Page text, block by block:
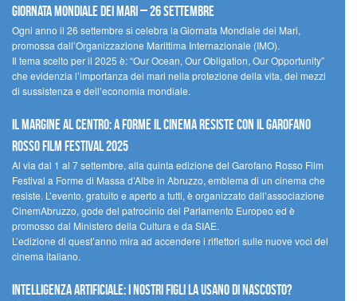
Giornata Mondiale dei Mari – 26 settembre
Ogni anno il 26 settembre si celebra la Giornata Mondiale dei Mari,
promossa dall’Organizzazione Marittima Internazionale (IMO).
Il tema scelto per il 2025 è: “Our Ocean, Our Obligation, Our Opportunity”
che evidenzia l’importanza dei mari nella protezione della vita, dei mezzi
di sussistenza e dell’economia mondiale.
Il margine al centro: a Forme il cinema resiste con il Garofano
Rosso Film Festival 2025
Al via dal 1 al 7 settembre, alla quinta edizione del Garofano Rosso Film
Festival a Forme di Massa d’Albe in Abruzzo, emblema di un cinema che
resiste. L’evento, gratuito e aperto a tutti, è organizzato dall’associazione
CinemAbruzzo, gode del patrocinio del Parlamento Europeo ed è
promosso dal Ministero della Cultura e da SIAE.
L’edizione di quest’anno mira ad accendere i riflettori sulle nuove voci del
cinema italiano.
Intelligenza artificiale: i nostri figli la usano di nascosto?